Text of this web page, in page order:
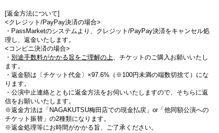
[返金方法について]
<クレジット/PayPay決済の場合>
・PassMarketのシステムより、クレジット/PayPay決済をキャンセル処
理し、返金いたします。
<コンビニ決済の場合>
・ 別途手数料がかかる旨をご理解の上、チケットのご購入お願いいたし
ます。
・ 返金額は〔チケット代金〕×97.6%（※100円未満の端数切捨て ）にな
ります。
・公演中止連絡とともに返金方法をお伺いいたしますので、そちらに返
信をお願いいたします。
※返金方法は「NAGAKUTSU梅田店での現金払戻」or「他同額公演への
チケット振替」の2種類になります。
※返金処理等にお時間がかかる旨、ご了承ください。